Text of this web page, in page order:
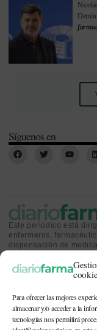
Para ofrecer las mejores
almacenar y/o acceder a la
tecnologías nos permitirá
Síguenos en
Este periódico está
enfermeros,
dispensación de
sanitaria.